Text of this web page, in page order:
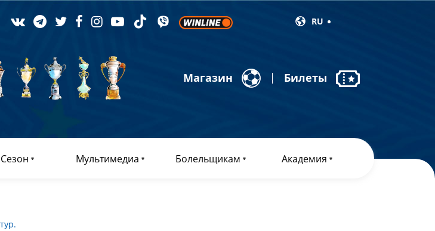
RU
Магазин Билеты
Сезон Мультимедиа Болельщикам Академия